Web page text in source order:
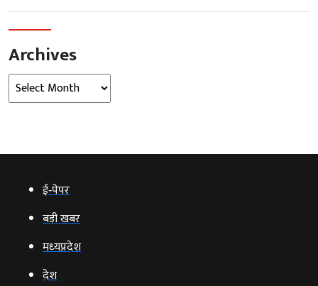
Archives
Archives
ई‑पेपर
बड़ी खबर
मध्‍यप्रदेश
देश